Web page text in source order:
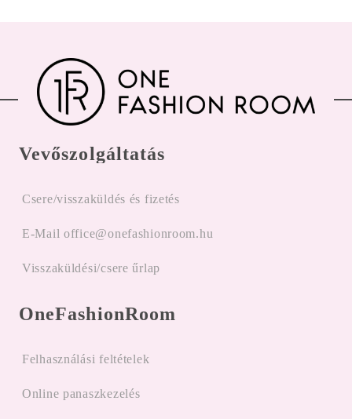
Vevőszolgáltatás
Csere/visszaküldés és fizetés
E-Mail office@onefashionroom.hu
Visszaküldési/csere űrlap
OneFashionRoom
Felhasználási feltételek
Online panaszkezelés